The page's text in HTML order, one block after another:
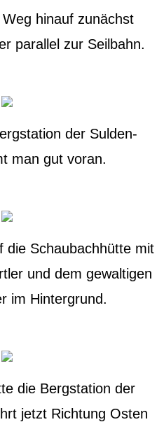
hinauf zunächst
parallel zur Seilbahn.
der Sulden-
man gut voran.
die Schaubachhütte mit
und dem gewaltigen
im Hintergrund.
die Bergstation der
jetzt Richtung Osten